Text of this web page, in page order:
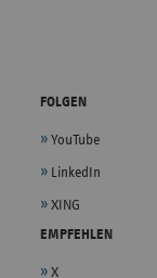
FOLGEN
YouTube
LinkedIn
XING
EMPFEHLEN
X